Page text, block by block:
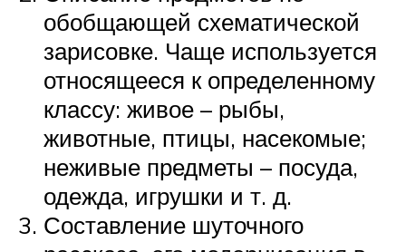
обобщающей схематической
зарисовке. Чаще используется
относящееся к определенному
классу: живое – рыбы,
животные, птицы, насекомые;
неживые предметы – посуда,
одежда, игрушки и т. д.
Составление шуточного